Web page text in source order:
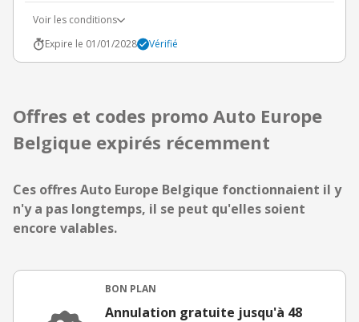
Voir les conditions
Expire le 01/01/2028
Vérifié
Offres et codes promo Auto Europe
Belgique expirés récemment
Ces offres Auto Europe Belgique fonctionnaient il y
n'y a pas longtemps, il se peut qu'elles soient
encore valables.
BON PLAN
Annulation gratuite jusqu'à 48